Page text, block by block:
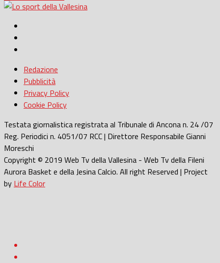
Redazione
Pubblicità
Privacy Policy
Cookie Policy
Testata giornalistica registrata al Tribunale di Ancona n. 24 /07
Reg. Periodici n. 4051/07 RCC | Direttore Responsabile Gianni
Moreschi
Copyright © 2019 Web Tv della Vallesina - Web Tv della Fileni
Aurora Basket e della Jesina Calcio. All right Reserved | Project
by Life Color